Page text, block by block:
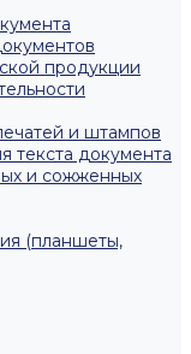
продукции
и штампов
текста документа
и сожженных
(планшеты,